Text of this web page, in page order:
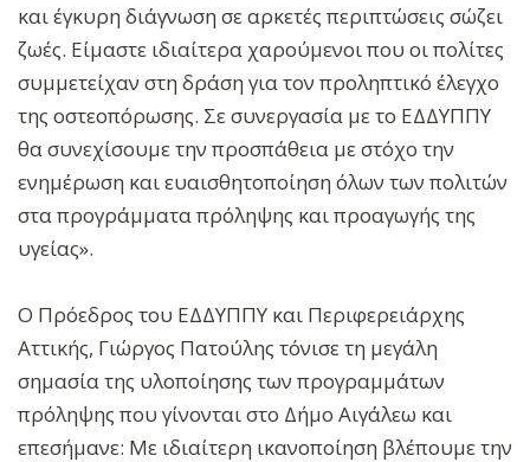
και έγκυρη διάγνωση σε αρκετές περιπτώσεις σώζει
ζωές. Είμαστε ιδιαίτερα χαρούμενοι που οι πολίτες
συμμετείχαν στη δράση για τον προληπτικό έλεγχο
της οστεοπόρωσης. Σε συνεργασία με το ΕΔΔΥΠΠΥ
θα συνεχίσουμε την προσπάθεια με στόχο την
ενημέρωση και ευαισθητοποίηση όλων των πολιτών
στα προγράμματα πρόληψης και προαγωγής της
υγείας».
Ο Πρόεδρος του ΕΔΔΥΠΠΥ και Περιφερειάρχης
Αττικής, Γιώργος Πατούλης τόνισε τη μεγάλη
σημασία της υλοποίησης των προγραμμάτων
πρόληψης που γίνονται στο Δήμο Αιγάλεω και
επεσήμανε: Με ιδιαίτερη ικανοποίηση βλέπουμε την